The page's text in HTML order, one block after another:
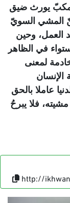
فالمشي المكبّ يورث ضيق
المشي السويّ
العمل، وحين
في الظاهر
لمعنى
الإنسان
عاملا بالحق
فلا يبرحُ
http://